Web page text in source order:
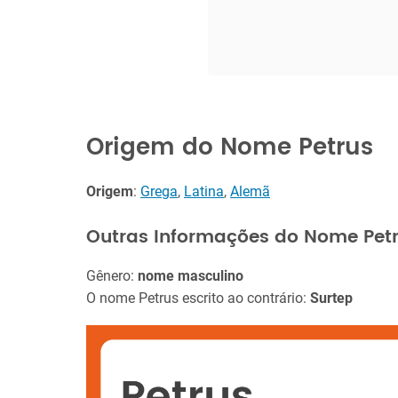
Origem do Nome Petrus
Origem: Grega, Latina, Alemã
Outras Informações do Nome
Gênero: nome masculino
O nome Petrus escrito ao contrário: Surtep